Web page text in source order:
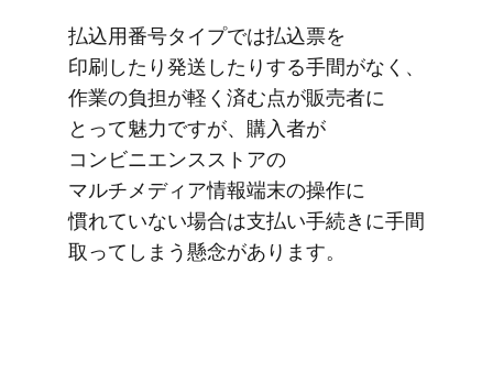
払込用番号タイプでは​払込票を​
印刷したり​発送したりする​手間が​なく、​
作業の​負担が​軽く​済む点が​販売者に​
とって​魅力ですが、​購入者が​
コンビニエンスストアの​
マルチメディア情報端末の​操作に​
慣れていない​場合は​支払い手続きに​手間​
取ってしまう​懸念が​あります。